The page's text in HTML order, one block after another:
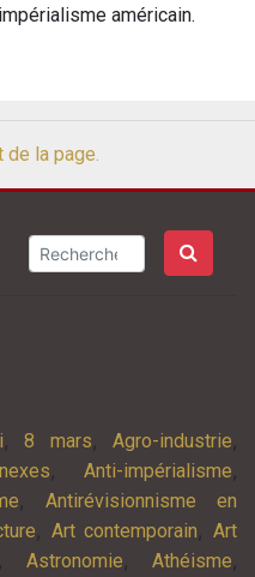
américain.
de la page.
,8 mars, Agro-industrie,
,Anti-impérialisme,
, Antirévisionnisme en
, Art contemporain,Art
, Astronomie,Athéisme,